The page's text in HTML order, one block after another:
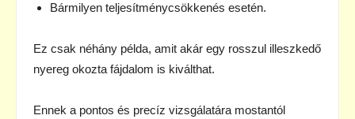
Bármilyen teljesítménycsökkenés esetén.
Ez csak néhány példa, amit akár egy rosszul illeszkedő
nyereg okozta fájdalom is kiválthat.
Ennek a pontos és precíz vizsgálatára mostantól